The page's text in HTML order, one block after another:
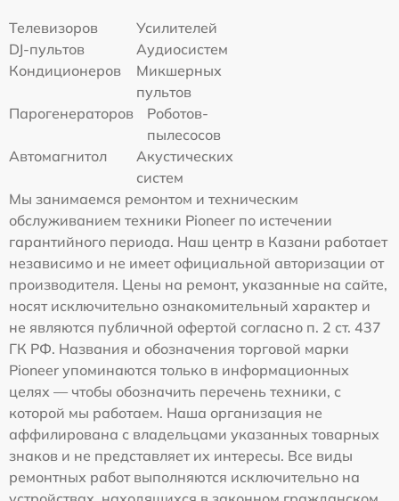
Телевизоров
Усилителей
DJ-пультов
Аудиосистем
Кондиционеров
Микшерных
пультов
Парогенераторов
Роботов-
пылесосов
Автомагнитол
Акустических
систем
Мы занимаемся ремонтом и техническим
обслуживанием техники Pioneer по истечении
гарантийного периода. Наш центр в Казани работает
независимо и не имеет официальной авторизации от
производителя. Цены на ремонт, указанные на сайте,
носят исключительно ознакомительный характер и
не являются публичной офертой согласно п. 2 ст. 437
ГК РФ. Названия и обозначения торговой марки
Pioneer упоминаются только в информационных
целях — чтобы обозначить перечень техники, с
которой мы работаем. Наша организация не
аффилирована с владельцами указанных товарных
знаков и не представляет их интересы. Все виды
ремонтных работ выполняются исключительно на